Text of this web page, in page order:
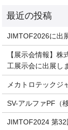
JIMTOF2026に出
【展示会情報】
工展示会に出展し
メカトロテックジ
SV-アルファPF（
JIMTOF2024 第32